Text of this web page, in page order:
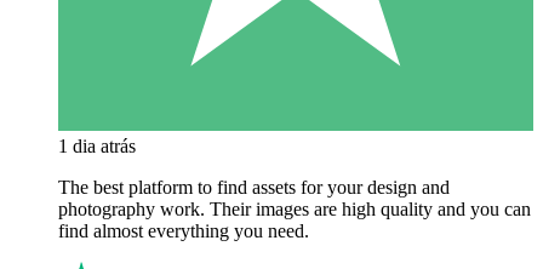
1 dia atrás
The best platform to find assets for your design and
photography work. Their images are high quality and you can
find almost everything you need.